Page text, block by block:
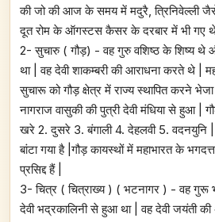
की जो की आज के समय में मदुरै, त्रिनिवेल्ली
दूत रोम के ऑगस्टस कैसर के दरबार में भी गए थे
2- सुचारु ( गौड़) - वह गुरु वशिष्ठ के शिष्य थे
था | वह देवी शाकम्बरी की आराधना करते थे |
सुचारू को गौड़ क्षेत्र में राज्य स्थापित करने
नागराज वासुकी की पुत्री देवी मंधिया से हुआ |
खरे 2. दुसरे 3. बंगाली 4. देहलवी 5.
बांटा गया है |गौड़ कायस्थों में महाभारत के
प्रसिद्द हैं |
3- चित्र ( चित्राख्य ) ( भटनागर ) - वह गुरू
देवी भद्रकालिनी से हुआ था | वह देवी जयंती